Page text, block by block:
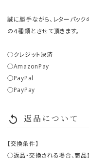
誠に勝手ながら、レターパッ
の４種類とさせて頂きます。
○クレジット決済
○AmazonPay
○PayPal
○PayPay
replay 返品について
【交換条件】
○返品・交換される場合、商品